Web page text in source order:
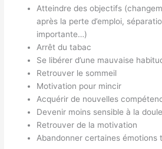
Atteindre des objectifs
après la perte d’emploi,
importante…)
Arrêt du tabac
Se libérer d’une mauvaise
Retrouver le sommeil
Motivation pour mincir
Acquérir de nouvelles
Devenir moins sensible à la
Retrouver de la motivation
Abandonner certaines émotions